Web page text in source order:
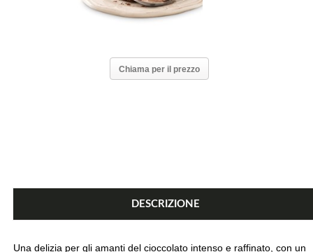
Chiama per il prezzo
DESCRIZIONE
Una delizia per gli amanti del cioccolato intenso e raffinato, con un